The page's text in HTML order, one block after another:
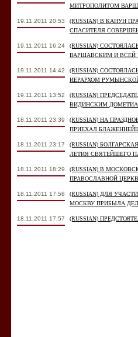
МИТРОПОЛИТОМ
19.11.2011 20:53
(RUSSIAN) В КАНУН
СПАСИТЕЛЯ
19.11.2011 16:24
(RUSSIAN)
ВАРШАВСКИМ И ВСЕЙ
19.11.2011 14:42
(RUSSIAN)
ИЕРАРХОМ
19.11.2011 13:52
(RUSSIAN)
ВИДИНСКИМ
18.11.2011 23:39
(RUSSIAN) НА
ПРИЕХАЛ
18.11.2011 23:17
(RUSSIAN)
ЛЕТИЯ СВЯТЕЙШЕГО
18.11.2011 18:29
(RUSSIAN) В
ПРАВОСЛАВНОЙ
18.11.2011 17:58
(RUSSIAN) ДЛЯ
МОСКВУ ПРИБЫЛА
18.11.2011 17:57 (RUSSIAN)